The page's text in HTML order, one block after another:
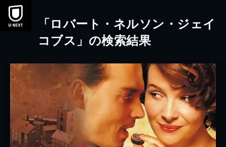
本文へスキップ
「ロバート・ネルソン・ジェイ
コブス」の検索結果